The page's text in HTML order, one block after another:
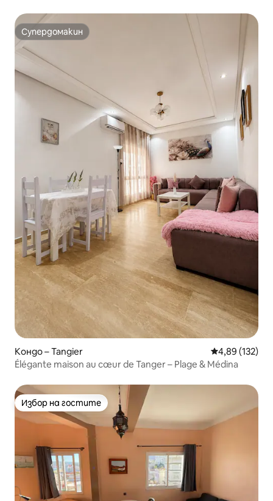
Супердомакин
Супердомакин
Кондо – Tangier Средна
4,89 (132)
Élégante maison au cœur de Tanger – Plage & Médina
Избор на гостите
Избор на гостите